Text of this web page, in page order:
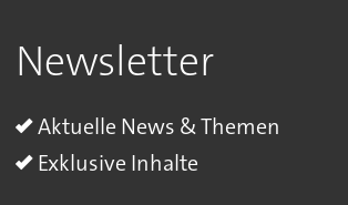
Newsletter
Aktuelle News & Themen
Exklusive Inhalte